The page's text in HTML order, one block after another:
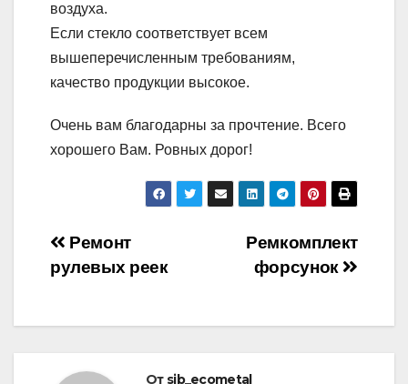
воздуха.
Если стекло соответствует всем
вышеперечисленным требованиям,
качество продукции высокое.
Очень вам благодарны за прочтение. Всего
хорошего Вам. Ровных дорог!
Навигация
по
записям
Ремкомплект
форсунок
Ремонт
рулевых реек
От sib_ecometal